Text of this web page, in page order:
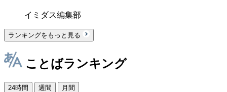
イミダス編集部
ランキングをもっと見る
ことばランキング
24時間 週間 月間